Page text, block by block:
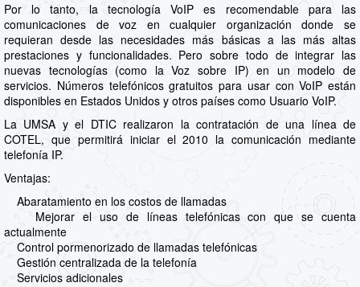
Por lo tanto, la tecnología VoIP es recomendable para las
comunicaciones de voz en cualquier organización donde se
requieran desde las necesidades más básicas a las más altas
prestaciones y funcionalidades. Pero sobre todo de integrar las
nuevas tecnologías (como la Voz sobre IP) en un modelo de
servicios. Números telefónicos gratuitos para usar con VoIP están
disponibles en Estados Unidos y otros países como Usuario VoIP.
La UMSA y el DTIC realizaron la contratación de una línea de
COTEL, que permitirá iniciar el 2010 la comunicación mediante
telefonía IP.
Ventajas:
Abaratamiento en los costos de llamadas
Mejorar el uso de líneas telefónicas con que se cuenta
actualmente
Control pormenorizado de llamadas telefónicas
Gestión centralizada de la telefonía
Servicios adicionales